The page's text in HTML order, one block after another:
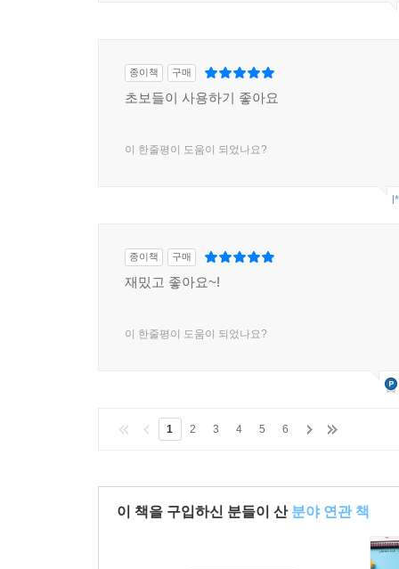
종이책 구매
초보들이 사용하기 좋아요
이 한줄평이 도움이 되었나요?
종이책 구매
재밌고 좋아요~!
이 한줄평이 도움이 되었나요?
1 2 3 4 5 6
이 책을 구입하신 분들이 산 분야 연관 책